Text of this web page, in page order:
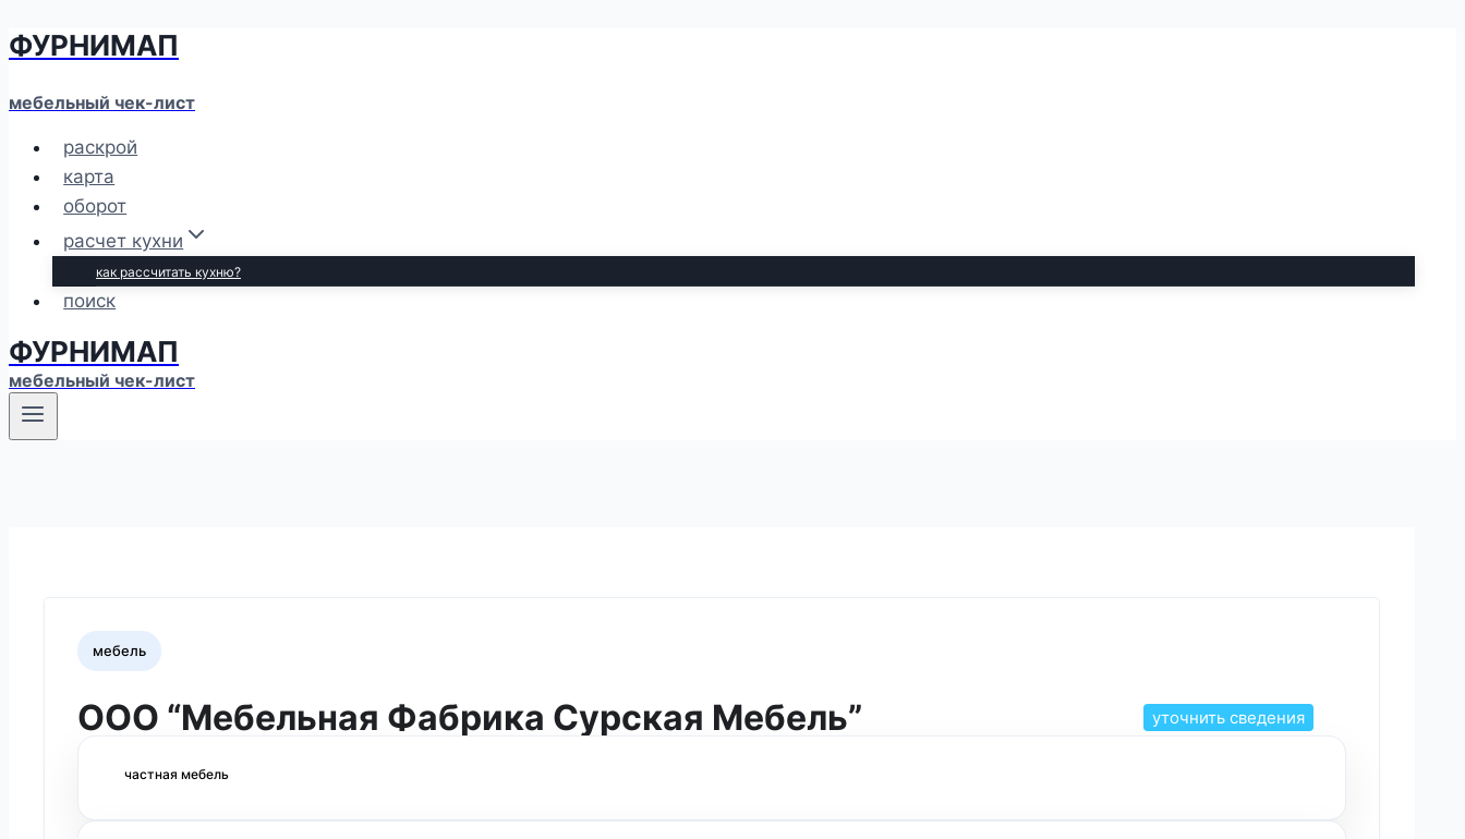
Перейти
содержимому
ФУРНИМАП
мебельный чек-лист
раскрой
карта
оборот
расчет кухни
как рассчитать кухню?
поиск
ФУРНИМАП
мебельный чек-лист
мебель
ООО “Мебельная Фабрика Сурская Мебель” уточнить сведения
частная мебель